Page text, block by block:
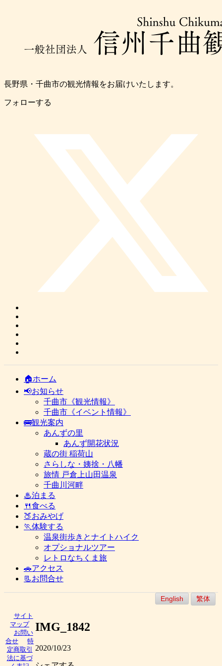
長野県・千曲市の観光情報をお届けいたします。
フォローする
🏠ホーム
📢お知らせ
千曲市《観光情報》
千曲市《イベント情報》
🚌観光案内
あんずの里
あんず開花状況
蔵の街 稲荷山
さらしな・姨捨・八幡
旅情 戸倉上山田温泉
千曲川河畔
♨泊まる
🍴食べる
🍑おみやげ
🏃体験する
温泉街歩きとナイトハイク
オプショナルツアー
レトロなちくま旅
🚗アクセス
📃お問合せ
English 繁体
IMG_1842
2020/10/23
サイト
マップ
お問い
合せ
特
定商取引
法に基づ